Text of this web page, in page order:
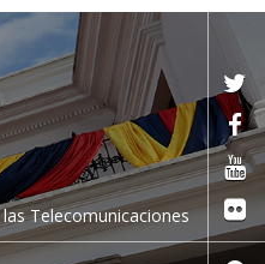
Telecomunicaciones